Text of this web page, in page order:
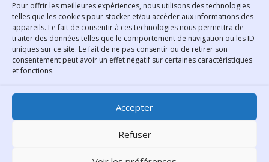
Pour offrir les meilleures expériences, nous utilisons des technologies
telles que les cookies pour stocker et/ou accéder aux informations des
appareils. Le fait de consentir à ces technologies nous permettra de
traiter des données telles que le comportement de navigation ou les ID
uniques sur ce site. Le fait de ne pas consentir ou de retirer son
consentement peut avoir un effet négatif sur certaines caractéristiques
et fonctions.
Accepter
Refuser
Bibliothèque municipale de
Lyon
30 Boulevard Vivier-Merle